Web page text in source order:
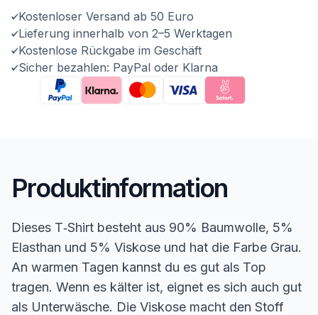
Kostenloser Versand ab 50 Euro
Lieferung innerhalb von 2–5 Werktagen
Kostenlose Rückgabe im Geschäft
Sicher bezahlen: PayPal oder Klarna
Produktinformation
Dieses T‑Shirt besteht aus 90% Baumwolle, 5%
Elasthan und 5% Viskose und hat die Farbe Grau.
An warmen Tagen kannst du es gut als Top
tragen. Wenn es kälter ist, eignet es sich auch gut
als Unterwäsche. Die Viskose macht den Stoff